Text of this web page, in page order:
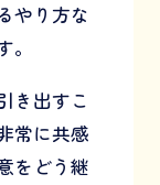
やり方な
き出すこ
常に共感
をどう継